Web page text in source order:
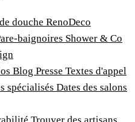
douche RenoDeco
baignoires Shower & Co
Blog Presse Textes d'appel
spécialisés Dates des salons